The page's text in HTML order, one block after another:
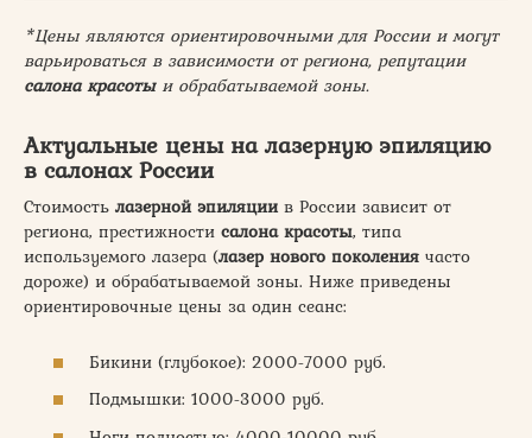
*Цены являются ориентировочными для России и могут
варьироваться в зависимости от региона, репутации
салона красотыи обрабатываемой зоны.
Актуальные цены на лазерную эпиляцию
в салонах России
Стоимость лазерной эпиляциив России зависит от
региона, престижности салона красоты, типа
используемого лазера (лазер нового поколения часто
дороже) и обрабатываемой зоны. Ниже приведены
ориентировочные цены за один сеанс:
Бикини (глубокое): 2000-7000 руб.
Подмышки: 1000-3000 руб.